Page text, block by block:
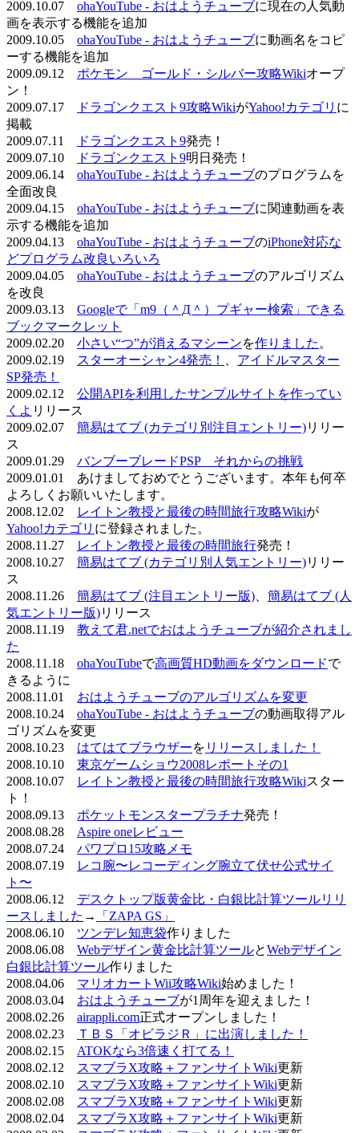
2009.10.07 ohaYouTube - おはようチューブに現在の人気動
画を表示する機能を追加
2009.10.05 ohaYouTube - おはようチューブに動画名をコピ
ーする機能を追加
2009.09.12 ポケモン ゴールド・シルバー攻略Wikiオープ
ン！
2009.07.17
ドラゴンクエスト9攻略WikiがYahoo!カテゴリ に
掲載
2009.07.11
ドラゴンクエスト9発売！
2009.07.10
ドラゴンクエスト9明日発売！
2009.06.14 ohaYouTube - おはようチューブのプログラムを
全面改良
2009.04.15 ohaYouTube - おはようチューブに関連動画を表
示する機能を追加
2009.04.13 ohaYouTube - おはようチューブのiPhone対応な
どプログラム改良いろいろ
2009.04.05 ohaYouTube - おはようチューブのアルゴリズム
を改良
2009.03.13 Googleで「m9（＾Д＾）プギャー検索」できる
ブックマークレット
2009.02.20 小さい“つ”が消えるマシーンを作りました 。
2009.02.19
スターオーシャン4発売！
アイドルマスター
SP発売！
2009.02.12 公開APIを利用したサンプルサイトを作ってい
くよ リリース
2009.02.07 簡易はてブ (カテゴリ別注目エントリー)リリー
ス
2009.01.29 バンブーブレードPSP それからの挑戦
2009.01.01 あけましておめでとうございます。本年も何卒
よろしくお願いいたします。
2008.12.02
レイトン教授と最後の時間旅行攻略Wikiが
Yahoo!カテゴリ に登録されました。
2008.11.27
レイトン教授と最後の時間旅行発売！
2008.10.27 簡易はてブ (カテゴリ別人気エントリー)リリー
ス
2008.11.26 簡易はてブ (注目エントリー版)
簡易はてブ (人
気エントリー版)リリース
2008.11.19 教えて君.netでおはようチューブが紹介されまし
た
2008.11.18 ohaYouTubeで高画質HD動画をダウンロードで
きるように
2008.11.01 おはようチューブのアルゴリズムを変更
2008.10.24 ohaYouTube - おはようチューブの動画取得アル
ゴリズムを変更
2008.10.23 はてはてブラウザーを リリースしました！
2008.10.10 東京ゲームショウ2008レポートその1
2008.10.07
レイトン教授と最後の時間旅行攻略Wikiスター
ト！
2008.09.13 ポケットモンスタープラチナ発売！
2008.08.28 Aspire oneレビュー
2008.07.24 パワプロ15攻略メモ
2008.07.19
レコ腕〜レコーディング腕立て伏せ公式サイ
ト〜
2008.06.12 デスクトップ版黄金比・白銀比計算ツールリリ
ースしました →
「ZAPA GS」
2008.06.10 ツンデレ知恵袋作りました
2008.06.08 Webデザイン黄金比計算ツールとWebデザイン
白銀比計算ツール作りました
2008.04.06 マリオカートWii攻略Wiki始めました！
2008.03.04 おはようチューブが1周年を迎えました！
2008.02.26 airappli.com正式オープンしました！
2008.02.23
ＴＢＳ「オビラジＲ」に出演しました！
2008.02.15 ATOKなら3倍速く打てる！
2008.02.12
スマブラX攻略＋ファンサイトWiki更新
2008.02.10
スマブラX攻略＋ファンサイトWiki更新
2008.02.08
スマブラX攻略＋ファンサイトWiki更新
2008.02.04
スマブラX攻略＋ファンサイトWiki更新